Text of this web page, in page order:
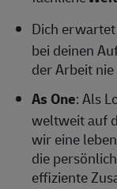
Dich
bei deinen
der Arbeit
As One: Als
weltweit auf
wir eine
die
effiziente